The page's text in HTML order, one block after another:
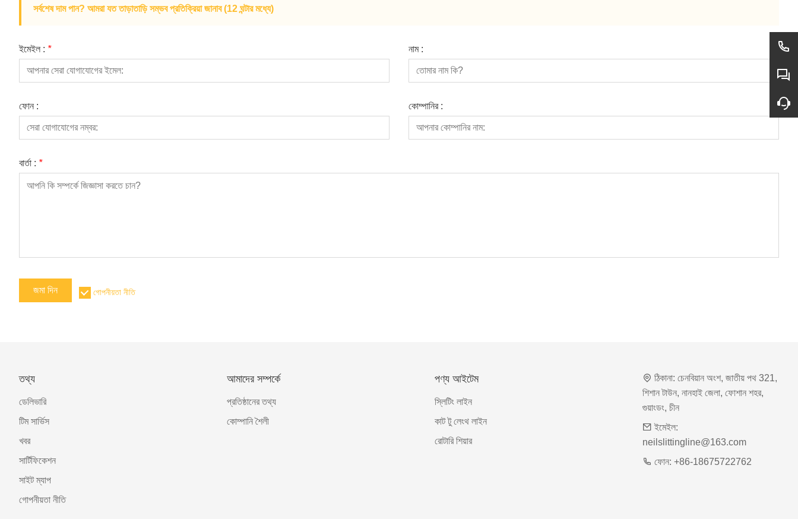
সর্বশেষ দাম পান? আমরা যত তাড়াতাড়ি সম্ভব প্রতিক্রিয়া জানাব (12 ঘন্টার মধ্যে)
ইমেইল : * নাম :
ফোন : কোম্পানির :
বার্তা : *
জমা দিন গোপনীয়তা নীতি
তথ্য
ডেলিভারি
টিম সার্ভিস
খবর
সার্টিফিকেশন
সাইট ম্যাপ
গোপনীয়তা নীতি
আমাদের সম্পর্কে
প্রতিষ্ঠানের তথ্য
কোম্পানি শৈলী
পণ্য আইটেম
স্লিটিং লাইন
কাট টু লেংথ লাইন
রোটারি শিয়ার
ঠিকানা: চেনবিয়ান অংশ, জাতীয় পথ 321,
শিশান টাউন, নানহাই জেলা, ফোশান শহর,
গুয়াংডং, চীন
ইমেইল:
neilslittingline@163.com
ফোন: +86-18675722762